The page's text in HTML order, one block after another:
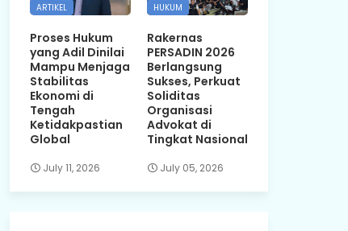
ARTIKEL
Proses Hukum
yang Adil Dinilai
Mampu Menjaga
Stabilitas
Ekonomi di
Tengah
Ketidakpastian
Global
July 11, 2026
HUKUM
Rakernas
PERSADIN 2026
Berlangsung
Sukses, Perkuat
Soliditas
Organisasi
Advokat di
Tingkat Nasional
July 05, 2026